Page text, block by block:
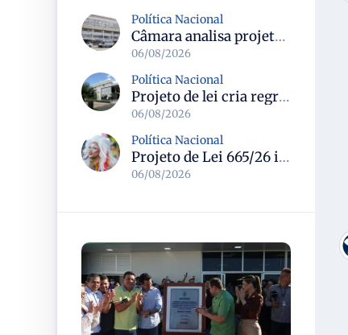
Política Nacional
Câmara analisa projeto que cria Política Nacional de Qualificação e Valorização da Preceptoria na Residência Médica
06/08/2026
Política Nacional
Projeto de lei cria regras para punir litigância abusiva reversa e integrar sistemas do Judiciário
06/08/2026
Política Nacional
Projeto de Lei 665/26 institui política nacional para prevenção ao transfeminicídio e prevê medidas de proteção e reparação
06/08/2026